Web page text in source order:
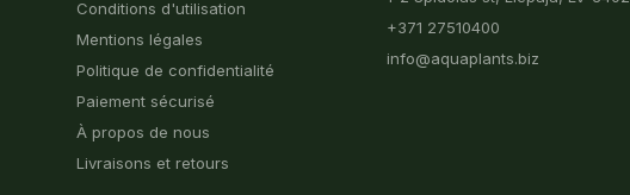
Conditions d'utilisation
Mentions légales
Politique de confidentialité
Paiement sécurisé
À propos de nous
Livraisons et retours
+371 27510400
info@aquaplants.biz